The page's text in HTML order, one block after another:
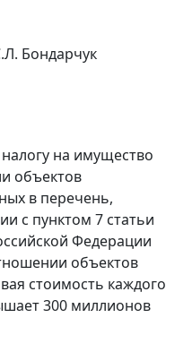
Бондарчук
на имущество
объектов
в перечень,
с пунктом 7 статьи
Федерации
объектов
стоимость каждого
300 миллионов